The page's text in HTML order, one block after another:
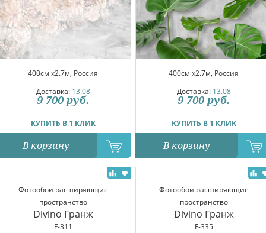
400см x2.7м, Россия
Доставка: 13.08
КУПИТЬ В 1 КЛИК
9 700 руб.
В корзину
400см x2.7м, Россия
Доставка: 13.08
КУПИТЬ В 1 КЛИК
9 700 руб.
В корзину
Фотообои расширяющие
пространство
Divino Гранж
F-311
Фотообои расширяющие
пространство
Divino Гранж
F-335